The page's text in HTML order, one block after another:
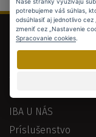
Exkluzívne kolekcie
Historické mince
IBA U NÁS
Príslušenstvo
potrebujeme váš súhlas,
odsúhlasiť aj jednotlivo
zmeniť cez „Nastavenie
Spracovanie cookies